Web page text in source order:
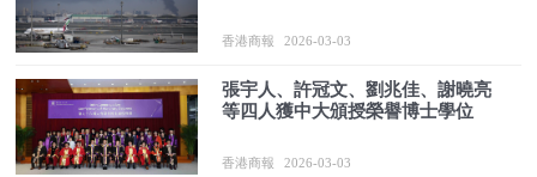
香港商報 2026-03-03
張宇人、許冠文、劉兆佳、謝曉亮
等四人獲中大頒授榮譽博士學位
香港商報 2026-03-03